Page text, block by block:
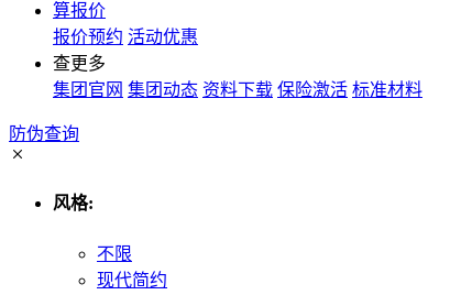
算报价
报价预约 活动优惠
查更多
集团官网 集团动态 资料下载 保险激活 标准材料
防伪查询
风格:
不限
现代简约